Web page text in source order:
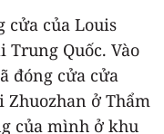
cửa của Louis
Trung Quốc. Vào
đóng cửa cửa
ở Thẩm
của mình ở khu